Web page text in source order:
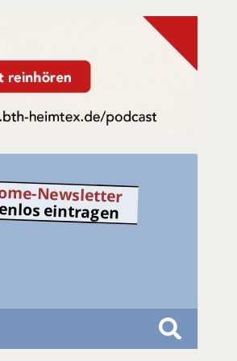
Newsletter
eintragen
S